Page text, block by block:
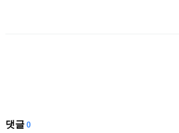
댓글0